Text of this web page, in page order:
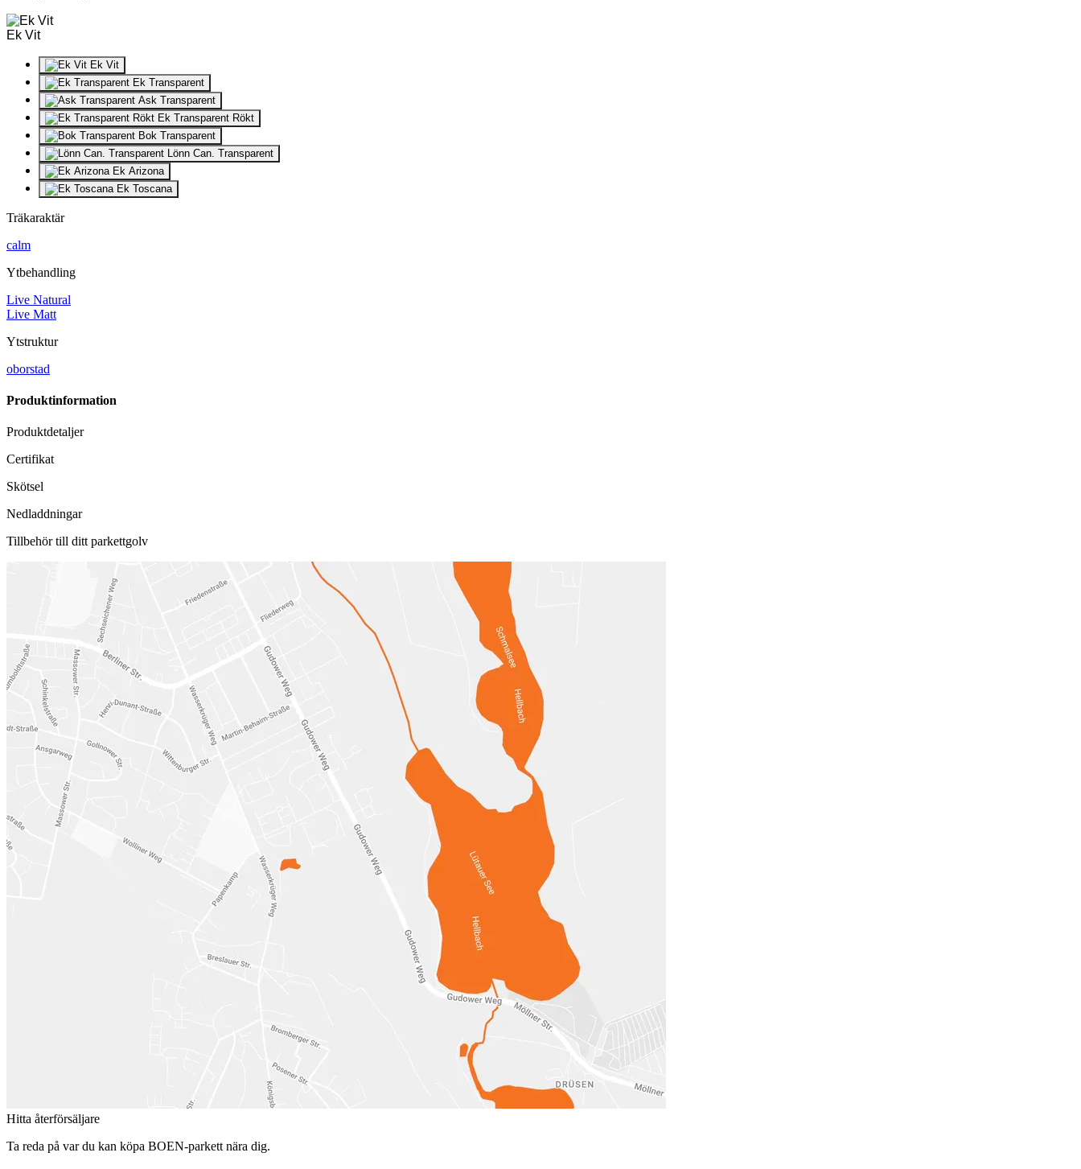
Ek Vit
Ek Vit
Ek Transparent
Ask Transparent
Ek Transparent Rökt
Bok Transparent
Lönn Can. Transparent
Ek Arizona
Ek Toscana
Träkaraktär
calm
Ytbehandling
Live Natural
Live Matt
Ytstruktur
oborstad
Produktinformation
Produktdetaljer
Certifikat
Skötsel
Nedladdningar
Tillbehör till ditt parkettgolv
Hitta återförsäljare
Ta reda på var du kan köpa BOEN-parkett nära dig.